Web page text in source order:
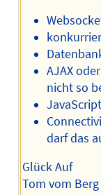
AJAX
nicht so
darf das
Glück Auf
Tom vom Berg